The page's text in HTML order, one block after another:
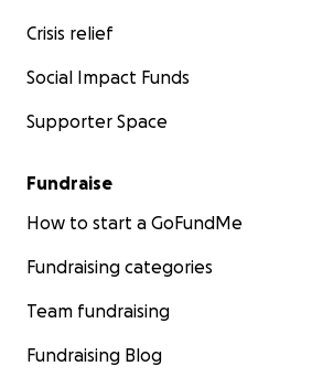
Crisis relief
Social Impact Funds
Supporter Space
Fundraise
How to start a GoFundMe
Fundraising categories
Team fundraising
Fundraising Blog